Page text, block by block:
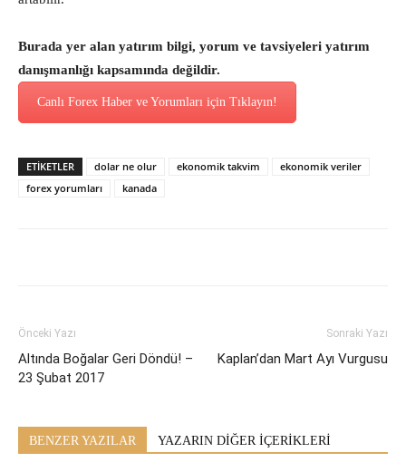
Burada yer alan yatırım bilgi, yorum ve tavsiyeleri yatırım
danışmanlığı kapsamında değildir.
Canlı Forex Haber ve Yorumları için Tıklayın!
ETİKETLER dolar ne olur ekonomik takvim
ekonomik veriler
forex yorumları
kanada
Önceki Yazı
Altında Boğalar Geri Döndü! –
23 Şubat 2017
Sonraki Yazı
Kaplan’dan Mart Ayı Vurgusu
BENZER YAZILAR YAZARIN DİĞER İÇERİKLERİ